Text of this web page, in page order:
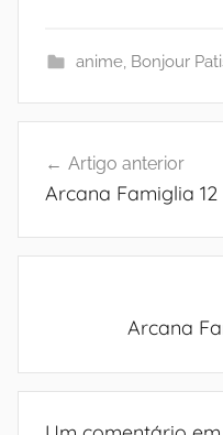
anime, Bonjour
Artigo anterior
Arcana Famiglia 12
Arcana